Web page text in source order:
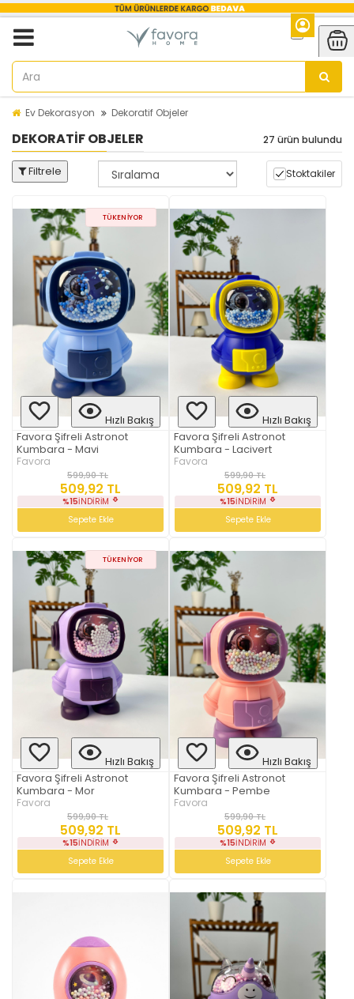
Ev Dekorasyon Dekoratif Objeler
DEKORATIF OBJELER 27 ürün bulundu
Filtrele Stoktakiler
TÜKENIYOR
Hızlı Bakış
Favora Şifreli Astronot
Kumbara - Mavi
Favora
599,90 TL
509,92 TL
%15İNDIRIM
Sepete Ekle
Hızlı Bakış
Favora Şifreli Astronot
Kumbara - Lacivert
Favora
599,90 TL
509,92 TL
%15İNDIRIM
Sepete Ekle
TÜKENIYOR
Hızlı Bakış
Favora Şifreli Astronot
Kumbara - Mor
Favora
599,90 TL
509,92 TL
%15İNDIRIM
Sepete Ekle
Hızlı Bakış
Favora Şifreli Astronot
Kumbara - Pembe
Favora
599,90 TL
509,92 TL
%15İNDIRIM
Sepete Ekle